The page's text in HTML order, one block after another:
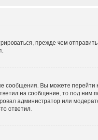
прежде чем
сообщения. Вы можете перейти
на сообщение, то под ним
администратор или
ответил.